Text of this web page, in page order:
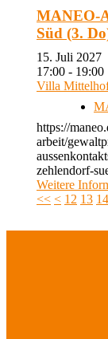
MANEO-
Süd (3.
15. Juli 2027
17:00 - 19:00
Villa
https://
arbeit/
zehlendorf-
Weitere
<< < 12 13 14